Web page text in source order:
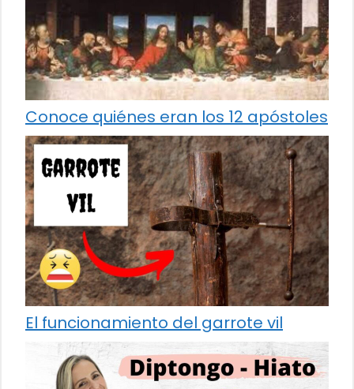
Conoce quiénes eran los 12 apóstoles
El funcionamiento del garrote vil